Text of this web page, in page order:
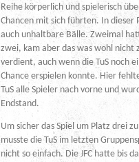
Reihe körperlich und spielerisch
Chancen mit sich führten. In dieser
auch unhaltbare Bälle. Zweimal
zwei, kam aber das was wohl nicht
verdient, auch wenn die TuS noch
Chance erspielen konnte. Hier
TuS alle Spieler nach vorne und
Endstand.
Um sicher das Spiel um Platz drei
musste die TuS im letzten
nicht so einfach. Die JFC hatte bis